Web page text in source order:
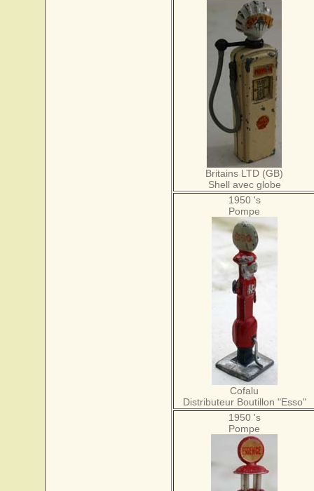
Britains LTD (GB)
Shell avec globe
1950 's
Pompe
Cofalu
Distributeur Boutillon "Esso"
1950 's
Pompe